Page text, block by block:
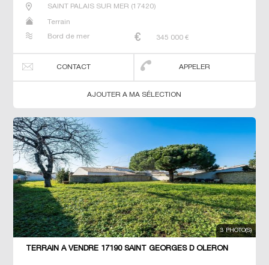
SAINT PALAIS SUR MER (17420)
Terrain
Bord de mer 345 000 €
CONTACT APPELER
AJOUTER A MA SÉLECTION
3 PHOTO(S)
TERRAIN À VENDRE 17190 SAINT GEORGES D OLERON